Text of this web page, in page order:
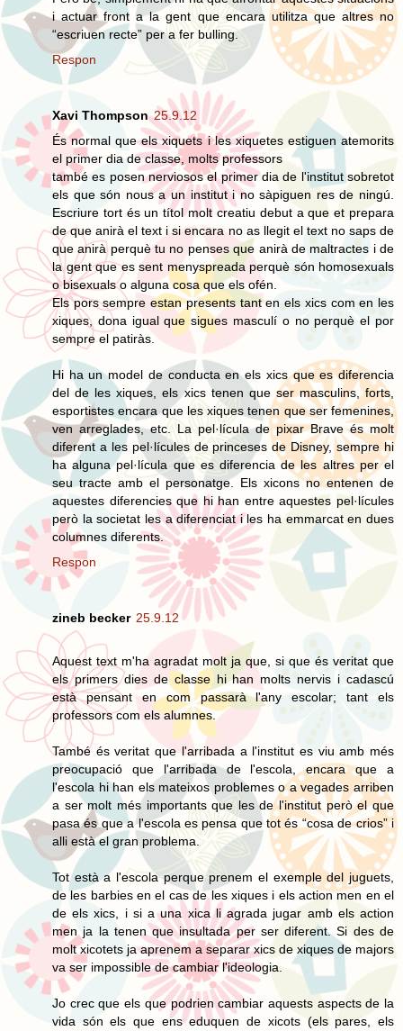
i actuar front a la gent que encara utilitza que altres no
“escriuen recte” per a fer bulling.
Respon
Xavi Thompson 25.9.12
És normal que els xiquets i les xiquetes estiguen atemorits
el primer dia de classe, molts professors
també es posen nerviosos el primer dia de l'institut sobretot
els que són nous a un institut i no sàpiguen res de ningú.
Escriure tort és un títol molt creatiu debut a que et prepara
de que anirà el text i si encara no as llegit el text no saps de
que anirà perquè tu no penses que anirà de maltractes i de
la gent que es sent menyspreada perquè són homosexuals
o bisexuals o alguna cosa que els ofén.
Els pors sempre estan presents tant en els xics com en les
xiques, dona igual que sigues masculí o no perquè el por
sempre el patiràs.
Hi ha un model de conducta en els xics que es diferencia
del de les xiques, els xics tenen que ser masculins, forts,
esportistes encara que les xiques tenen que ser femenines,
ven arreglades, etc. La pel·lícula de pixar Brave és molt
diferent a les pel·lícules de princeses de Disney, sempre hi
ha alguna pel·lícula que es diferencia de les altres per el
seu tracte amb el personatge. Els xicons no entenen de
aquestes diferencies que hi han entre aquestes pel·lícules
però la societat les a diferenciat i les ha emmarcat en dues
columnes diferents.
Respon
zineb becker 25.9.12
Aquest text m'ha agradat molt ja que, si que és veritat que
els primers dies de classe hi han molts nervis i cadascú
està pensant en com passarà l'any escolar; tant els
professors com els alumnes.
També és veritat que l'arribada a l'institut es viu amb més
preocupació que l'arribada de l'escola, encara que a
l'escola hi han els mateixos problemes o a vegades arriben
a ser molt més importants que les de l'institut però el que
pasa és que a l'escola es pensa que tot és “cosa de crios” i
alli està el gran problema.
Tot està a l'escola perque prenem el exemple del juguets,
de les barbies en el cas de les xiques i els action men en el
de els xics, i si a una xica li agrada jugar amb els action
men ja la tenen que insultada per ser diferent. Si des de
molt xicotets ja aprenem a separar xics de xiques de majors
va ser impossible de cambiar l'ideologia.
Jo crec que els que podrien cambiar aquests aspects de la
vida són els que ens eduquen de xicots (els pares, els